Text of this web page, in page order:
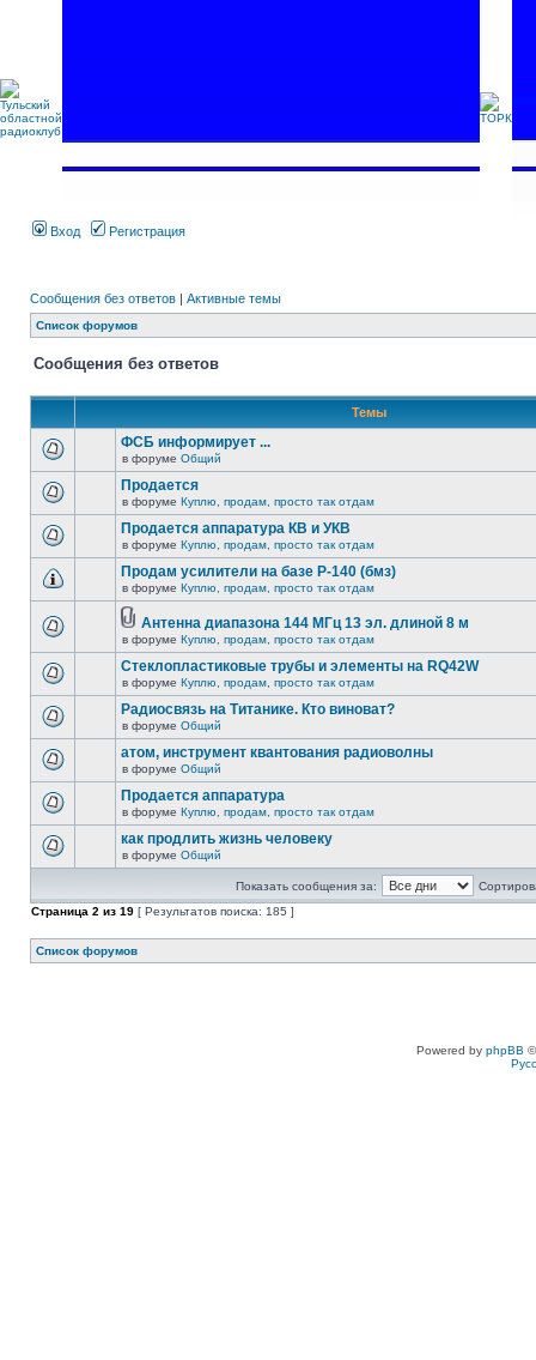
Вход Регистрация
Сообщения без ответов | Активные темы
Список форумов
Сообщения без ответов
Темы
ФСБ информирует ...
в форуме Общий
Продается
в форуме Куплю, продам, просто так отдам
Продается аппаратура КВ и УКВ
в форуме Куплю, продам, просто так отдам
Продам усилители на базе Р-140 (бмз)
в форуме Куплю, продам, просто так отдам
Антенна диапазона 144 МГц 13 эл. длиной 8 м
в форуме Куплю, продам, просто так отдам
Стеклопластиковые трубы и элементы на RQ42W
в форуме Куплю, продам, просто так отдам
Радиосвязь на Титанике. Кто виноват?
в форуме Общий
атом, инструмент квантования радиоволны
в форуме Общий
Продается аппаратура
в форуме Куплю, продам, просто так отдам
как продлить жизнь человеку
в форуме Общий
Показать сообщения за:
Страница 2 из 19 [ Результатов поиска: 185 ]
Список форумов
Powered by phpBB